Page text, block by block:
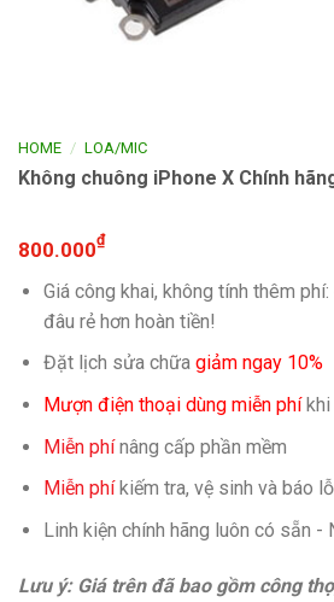
HOME / LOA/MIC
Không chuông iPhone X Chính
800.000₫
Giá công khai, không tính thêm phí:
đâu rẻ hơn hoàn tiền!
Đặt lịch sửa chữa giảm ngay 10%
Mượn điện thoại dùng miễn phíkhi
Miễn phínâng cấp phần mềm
Miễn phíkiếm tra, vệ sinh và báo
Linh kiện chính hãng luôn có sẵn -
Lưu ý: Giá trên đã bao gồm công